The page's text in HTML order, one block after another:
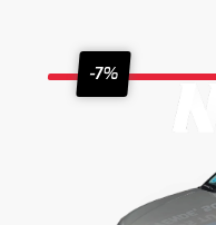
-7%